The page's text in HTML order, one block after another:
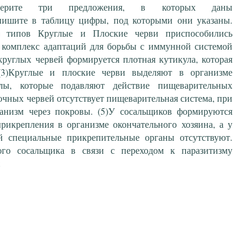
три предложения, в которых даны
в таблицу цифры, под которыми они указаны.
типов Круглые и Плоские черви приспособились
адаптаций для борьбы с иммунной системой
червей формируется плотная кутикула, которая
и плоские черви выделяют в организме
которые подавляют действие пищеварительных
червей отсутствует пищеварительная система, при
через покровы. (5)У сосальщиков формируются
в организме окончательного хозяина, а у
специальные прикрепительные органы отсутствуют.
сосальщика в связи с переходом к паразитизму